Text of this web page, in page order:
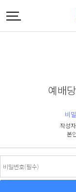
예배
비
작성
본